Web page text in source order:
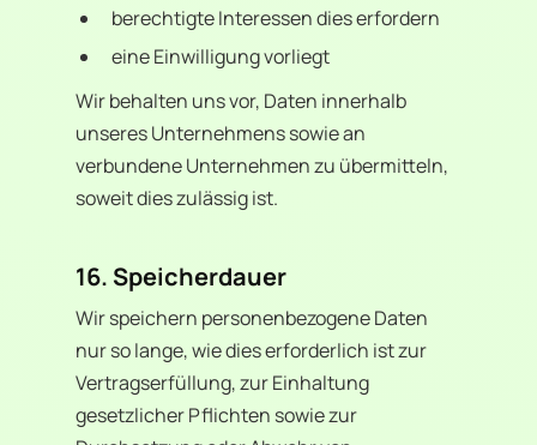
berechtigte Interessen dies erfordern
eine Einwilligung vorliegt
Wir behalten uns vor, Daten innerhalb
unseres Unternehmens sowie an
verbundene Unternehmen zu übermitteln,
soweit dies zulässig ist.
16. Speicherdauer
Wir speichern personenbezogene Daten
nur so lange, wie dies erforderlich ist zur
Vertragserfüllung, zur Einhaltung
gesetzlicher Pflichten sowie zur